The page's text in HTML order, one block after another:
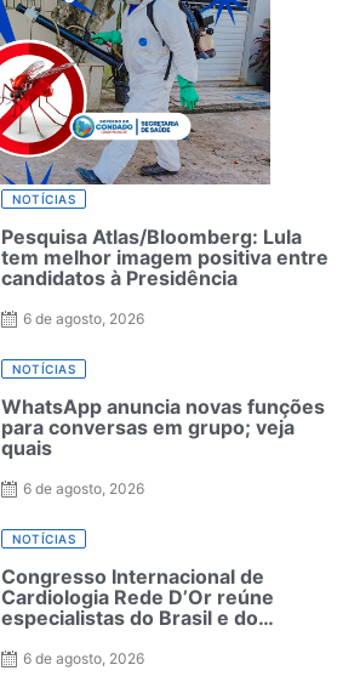
NOTÍCIAS
Pesquisa Atlas/Bloomberg: Lula
tem melhor imagem positiva entre
candidatos à Presidência
6 de agosto, 2026
NOTÍCIAS
WhatsApp anuncia novas funções
para conversas em grupo; veja
quais
6 de agosto, 2026
NOTÍCIAS
Congresso Internacional de
Cardiologia Rede D’Or reúne
especialistas do Brasil e do
6 de agosto, 2026